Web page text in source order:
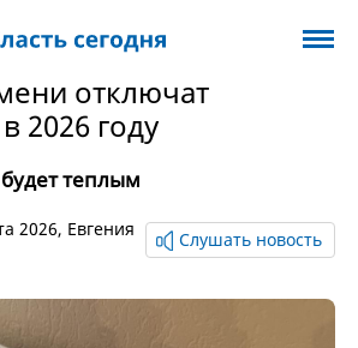
отключат
2026 году
теплым
2026, Евгения
Слушать новость